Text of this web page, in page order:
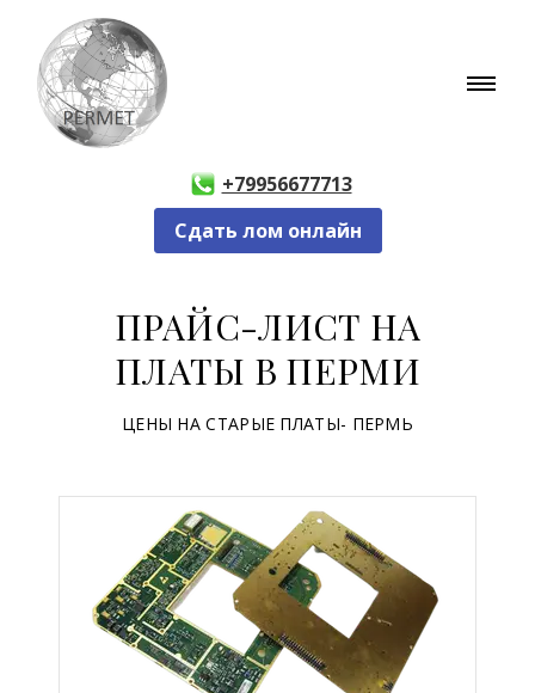
+79956677713
Сдать лом онлайн
ПРАЙС-ЛИСТ НА
ПЛАТЫ В ПЕРМИ
ЦЕНЫ НА СТАРЫЕ ПЛАТЫ- ПЕРМЬ